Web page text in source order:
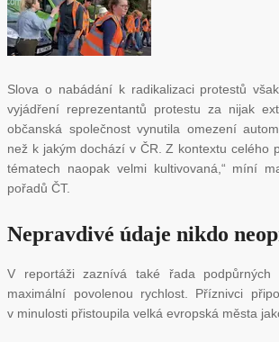
Slova o nabádání k radikalizaci protestů
vyjádření reprezentantů protestu za nijak
občanská společnost vynutila omezení
než k jakým dochází v ČR. Z kontextu celého
tématech naopak velmi kultivovaná,“ míní
pořadů ČT.
Nepravdivé údaje nikdo
V reportáži zaznívá také řada
maximální povolenou rychlost. Příznivci
v minulosti přistoupila velká evropská města